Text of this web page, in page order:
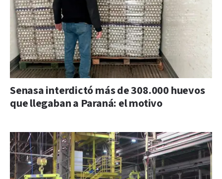
Senasa interdictó más de 308.000 huevos
que llegaban a Paraná: el motivo